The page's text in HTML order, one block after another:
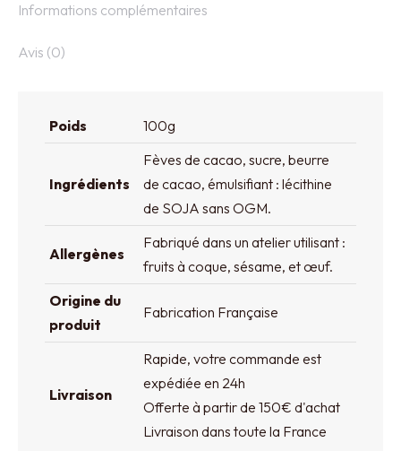
Informations complémentaires
Avis (0)
Poids 100g
Ingrédients
Fèves de cacao, sucre, beurre
de cacao, émulsifiant : lécithine
de SOJA sans OGM.
Allergènes
Fabriqué dans un atelier utilisant :
fruits à coque, sésame, et œuf.
Origine du
produit
Fabrication Française
Livraison
Rapide, votre commande est
expédiée en 24h
Offerte à partir de 150€ d'achat
Livraison dans toute la France